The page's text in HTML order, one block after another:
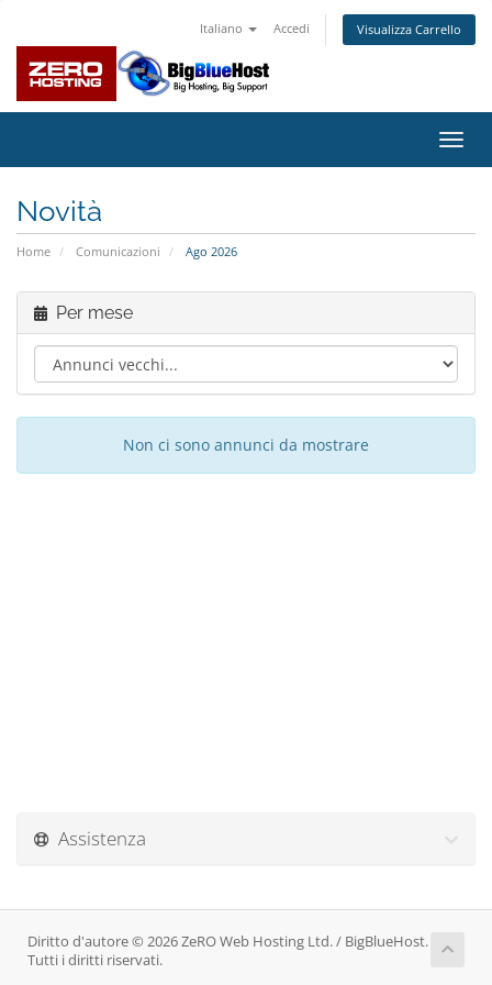
Italiano Accedi Visualizza Carrello
Attiva
Novità
Home Comunicazioni Ago 2026
Per mese
Non ci sono annunci da mostrare
Assistenza
Diritto d'autore © 2026 ZeRO Web Hosting Ltd. / BigBlueHost.
Tutti i diritti riservati.